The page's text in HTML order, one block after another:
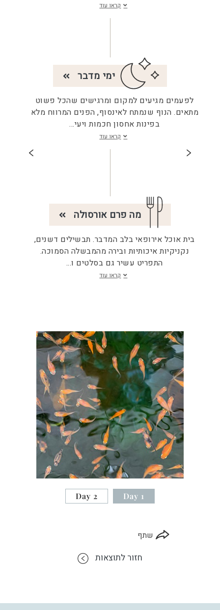
קראו עוד
ימי מדבר
לפעמים מגיעים למקום ומרגישים שהכל פשוט
מתאים. הנוף שנמתח לאינסוף, הפנים המרווח מלא
בפינות אחסון חכמות ויעי...
קראו עוד
מה פרם אורסולה
בית אוכל אירופאי בלב המדבר. תבשילים דשנים,
נקניקיות איכותיות ובירה מהמבשלה הסמוכה.
התפריט עשיר גם בסלטים ו...
קראו עוד
Day 1
Day 2
שתף
חזור לתוצאות